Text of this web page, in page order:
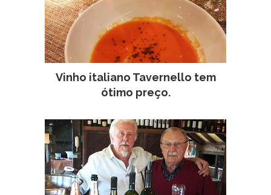
Vinho italiano Tavernello tem
ótimo preço.